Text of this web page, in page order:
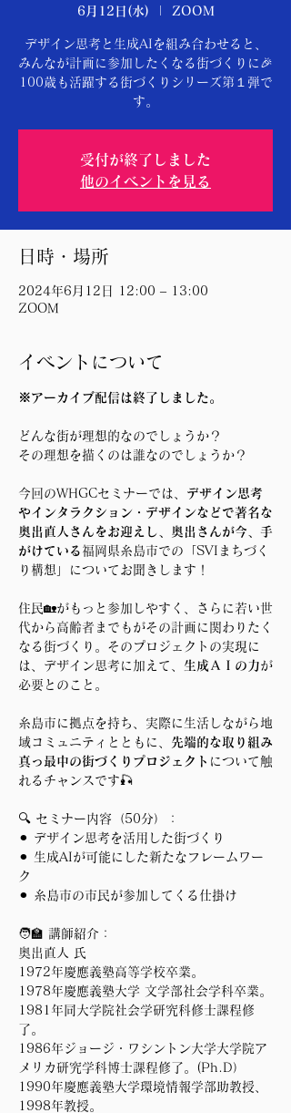
6月12日(水) ZOOM
デザイン思考と生成AIを組み合わせると、
みんなが計画に参加したくなる街づくりに🎉
100歳も活躍する街づくりシリーズ第１弾で
す。
受付が終了しました
他のイベントを見る
日時・場所
2024年6月12日 12:00 – 13:00
ZOOM
イベントについて
※アーカイブ配信は終了しました。
どんな街が理想的なのでしょうか？
その理想を描くのは誰なのでしょうか？
今回のWHGCセミナーでは、 デザイン思考
やインタラクション・デザインなどで著名な
奥出直人さんをお迎えし、奥出さんが今、手
がけている 福岡県糸島市での「SVIまちづく
り構想」についてお聞きします！
住民🏡がもっと参加しやすく、さらに若い世
代から高齢者までもがその計画に関わりたく
なる街づくり。そのプロジェクトの実現に
は、デザイン思考に加えて、 生成ＡＩの力が
必要とのこと。
糸島市に拠点を持ち、実際に生活しながら地
域コミュニティとともに、 先端的な取り組み
真っ最中の街づくりプロジェクト について触
れるチャンスです🎣
🔍 セミナー内容（50分）：
⚫︎ デザイン思考を活用した街づくり
⚫︎ 生成AIが可能にした新たなフレームワー
ク
⚫︎ 糸島市の市民が参加してくる仕掛け
🧑‍🏫 講師紹介：
奥出直人 氏
1972年慶應義塾高等学校卒業。
1978年慶應義塾大学 文学部社会学科卒業。
1981年同大学院社会学研究科修士課程修
了。
1986年ジョージ・ワシントン大学大学院ア
メリカ研究学科博士課程修了。(Ph.D）
1990年慶應義塾大学環境情報学部助教授、
1998年教授。